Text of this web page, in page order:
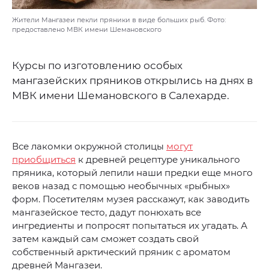
Жители Мангазеи пекли пряники в виде больших рыб. Фото:
предоставлено МВК имени Шемановского
Курсы по изготовлению особых
мангазейских пряников открылись на днях в
МВК имени Шемановского в Салехарде.
Все лакомки окружной столицы могут
приобщиться к древней рецептуре уникального
пряника, который лепили наши предки еще много
веков назад с помощью необычных «рыбных»
форм. Посетителям музея расскажут, как заводить
мангазейское тесто, дадут понюхать все
ингредиенты и попросят попытаться их угадать. А
затем каждый сам сможет создать свой
собственный арктический пряник с ароматом
древней Мангазеи.